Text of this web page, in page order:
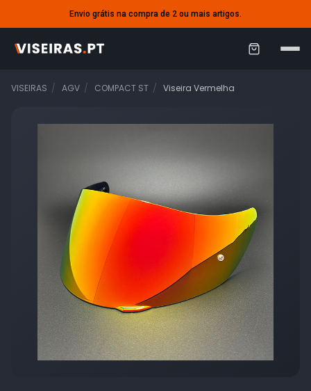
Envio grátis na compra de 2 ou mais artigos.
C
r
o
VISEIRAS AGV COMPACT ST Viseira Vermelha